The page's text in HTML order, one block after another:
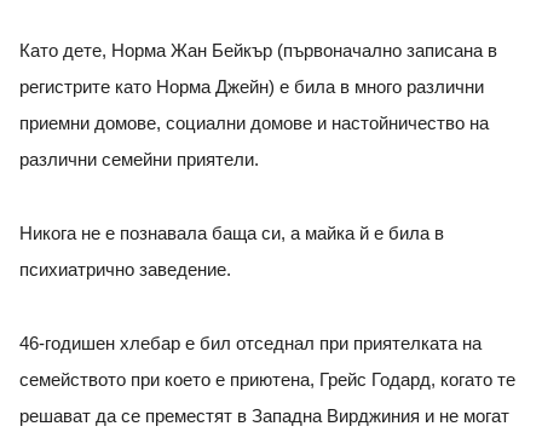
Като дете, Норма Жан Бейкър (първоначално записана в
регистрите като Норма Джейн) е била в много различни
приемни домове, социални домове и настойничество на
различни семейни приятели.
Никога не е познавала баща си, а майка й е била в
психиатрично заведение.
46-годишен хлебар е бил отседнал при приятелката на
семейството при което е приютена, Грейс Годард, когато те
решават да се преместят в Западна Вирджиния и не могат